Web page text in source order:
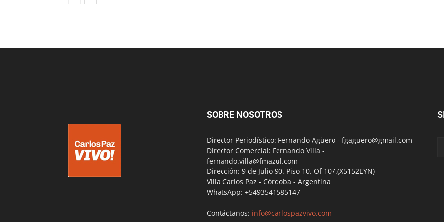
SOBRE NOSOTROS
Director Periodístico: Fernando Agüero - fgaguero@gmail.com
Director Comercial: Fernando Villa -
fernando.villa@fmazul.com
Dirección: 9 de Julio 90. Piso 10. Of 107.(X5152EYN)
Villa Carlos Paz - Córdoba - Argentina
WhatsApp: +5493541585147
Contáctanos: info@carlospazvivo.com